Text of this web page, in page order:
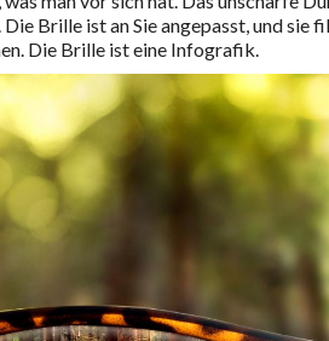
Die Brille ist an Sie angepasst, und
Die Brille ist eine Infografik.